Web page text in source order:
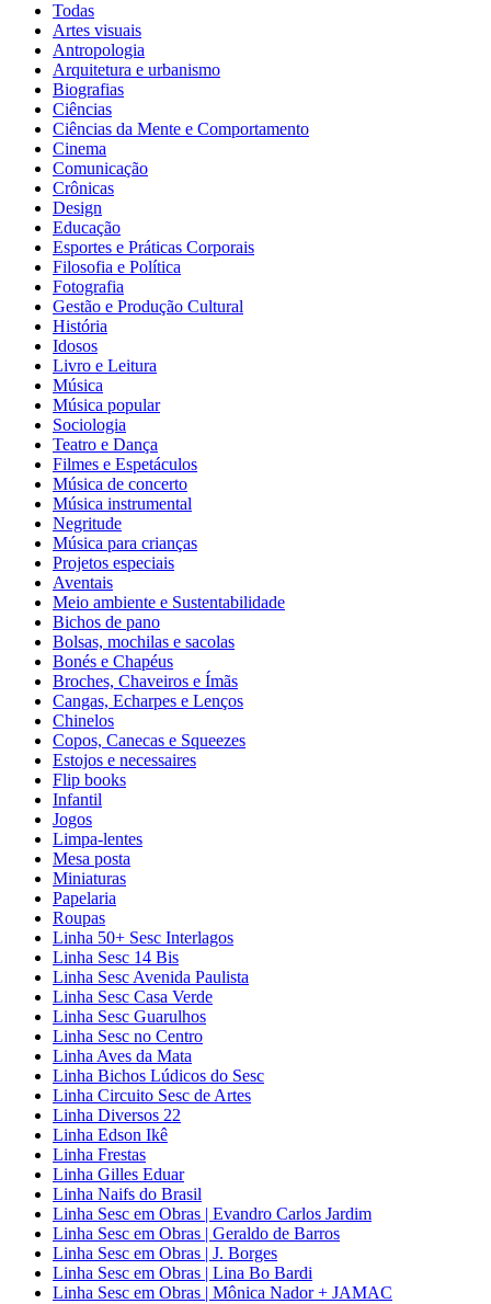
Todas
Artes visuais
Antropologia
Arquitetura e urbanismo
Biografias
Ciências
Ciências da Mente e Comportamento
Cinema
Comunicação
Crônicas
Design
Educação
Esportes e Práticas Corporais
Filosofia e Política
Fotografia
Gestão e Produção Cultural
História
Idosos
Livro e Leitura
Música
Música popular
Sociologia
Teatro e Dança
Filmes e Espetáculos
Música de concerto
Música instrumental
Negritude
Música para crianças
Projetos especiais
Aventais
Meio ambiente e Sustentabilidade
Bichos de pano
Bolsas, mochilas e sacolas
Bonés e Chapéus
Broches, Chaveiros e Ímãs
Cangas, Echarpes e Lenços
Chinelos
Copos, Canecas e Squeezes
Estojos e necessaires
Flip books
Infantil
Jogos
Limpa-lentes
Mesa posta
Miniaturas
Papelaria
Roupas
Linha 50+ Sesc Interlagos
Linha Sesc 14 Bis
Linha Sesc Avenida Paulista
Linha Sesc Casa Verde
Linha Sesc Guarulhos
Linha Sesc no Centro
Linha Aves da Mata
Linha Bichos Lúdicos do Sesc
Linha Circuito Sesc de Artes
Linha Diversos 22
Linha Edson Ikê
Linha Frestas
Linha Gilles Eduar
Linha Naifs do Brasil
Linha Sesc em Obras | Evandro Carlos Jardim
Linha Sesc em Obras | Geraldo de Barros
Linha Sesc em Obras | J. Borges
Linha Sesc em Obras | Lina Bo Bardi
Linha Sesc em Obras | Mônica Nador + JAMAC